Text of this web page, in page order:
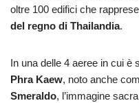
oltre 100 edifici che
del regno di Thailandia.
In una delle 4 aeree in cui è
Phra Kaew, noto anche
Smeraldo, l’immagine